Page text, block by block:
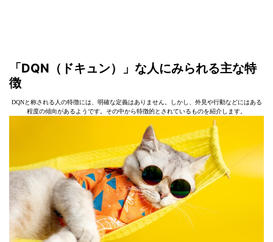
「DQN（ドキュン）」な人にみられる主な特
徴
DQNと称される人の特徴には、明確な定義はありません。しかし、外見や行動などにはある
程度の傾向があるようです。その中から特徴的とされているものを紹介します。